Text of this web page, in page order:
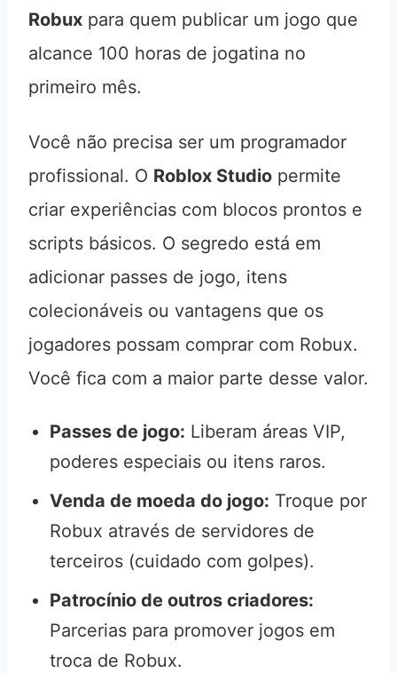
Robux para quem publicar um jogo que
alcance 100 horas de jogatina no
primeiro mês.
Você não precisa ser um programador
profissional. O Roblox Studio permite
criar experiências com blocos prontos e
scripts básicos. O segredo está em
adicionar passes de jogo, itens
colecionáveis ou vantagens que os
jogadores possam comprar com Robux.
Você fica com a maior parte desse valor.
Passes de jogo: Liberam áreas VIP,
poderes especiais ou itens raros.
Venda de moeda do jogo: Troque por
Robux através de servidores de
terceiros (cuidado com golpes).
Patrocínio de outros criadores:
Parcerias para promover jogos em
troca de Robux.